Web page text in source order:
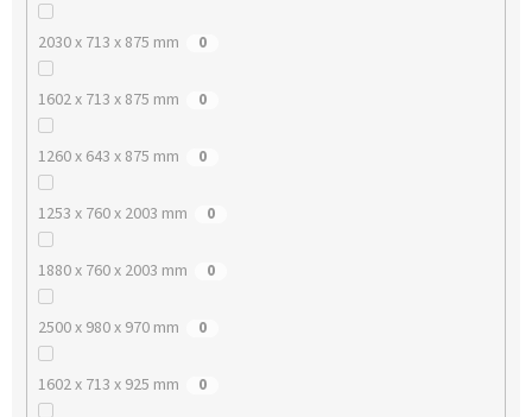
2030 x 713 x 875 mm 0
1602 x 713 x 875 mm 0
1260 x 643 x 875 mm 0
1253 x 760 x 2003 mm 0
1880 x 760 x 2003 mm 0
2500 x 980 x 970 mm 0
1602 x 713 x 925 mm 0